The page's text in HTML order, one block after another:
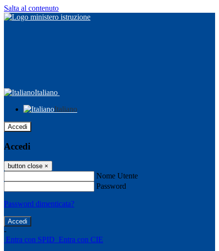
Salta al contenuto
Italiano
Italiano
Accedi
Accedi
button close ×
Nome Utente
Password
Password dimenticata?
-
Entra con SPID Entra con CIE